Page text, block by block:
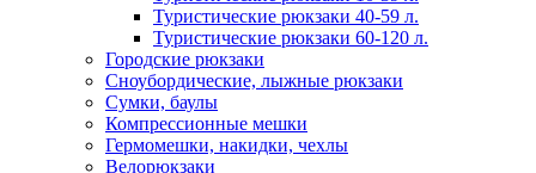
Туристические рюкзаки 40-59 л.
Туристические рюкзаки 60-120 л.
Городские рюкзаки
Сноубордические, лыжные рюкзаки
Сумки, баулы
Компрессионные мешки
Гермомешки, накидки, чехлы
Велорюкзаки